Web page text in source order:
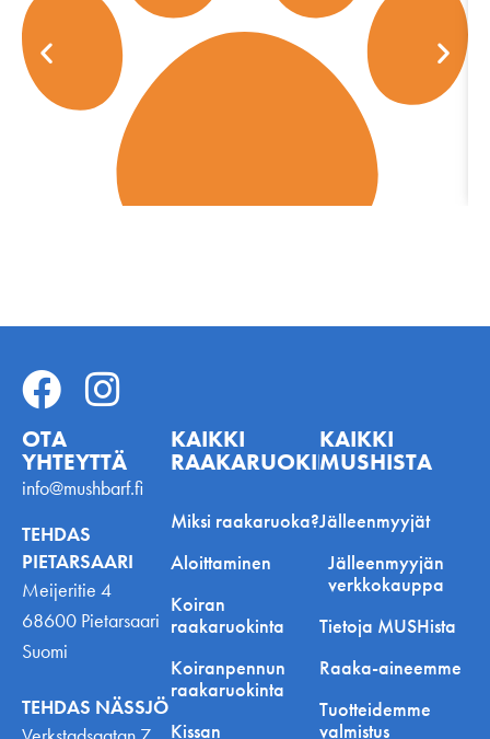
OTA
YHTEYTTÄ
info@mushbarf.fi
TEHDAS
PIETARSAARI
Meijeritie 4
68600 Pietarsaari
Suomi
TEHDAS NÄSSJÖ
KAIKKI
RAAKARUOKINNASTA
Miksi raakaruoka?
Aloittaminen
Koiran
raakaruokinta
Koiranpennun
raakaruokinta
Kissan
KAIKKI
MUSHISTA
Jälleenmyyjät
Jälleenmyyjän
verkkokauppa
Tietoja MUSHista
Raaka-aineemme
Tuotteidemme
valmistus